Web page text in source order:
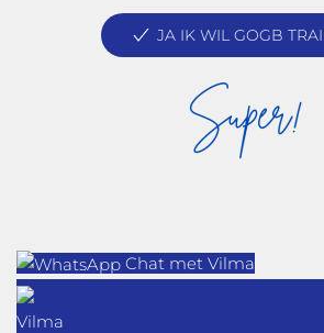
JA IK WIL GOGB
Chat met Vilma
Vilma